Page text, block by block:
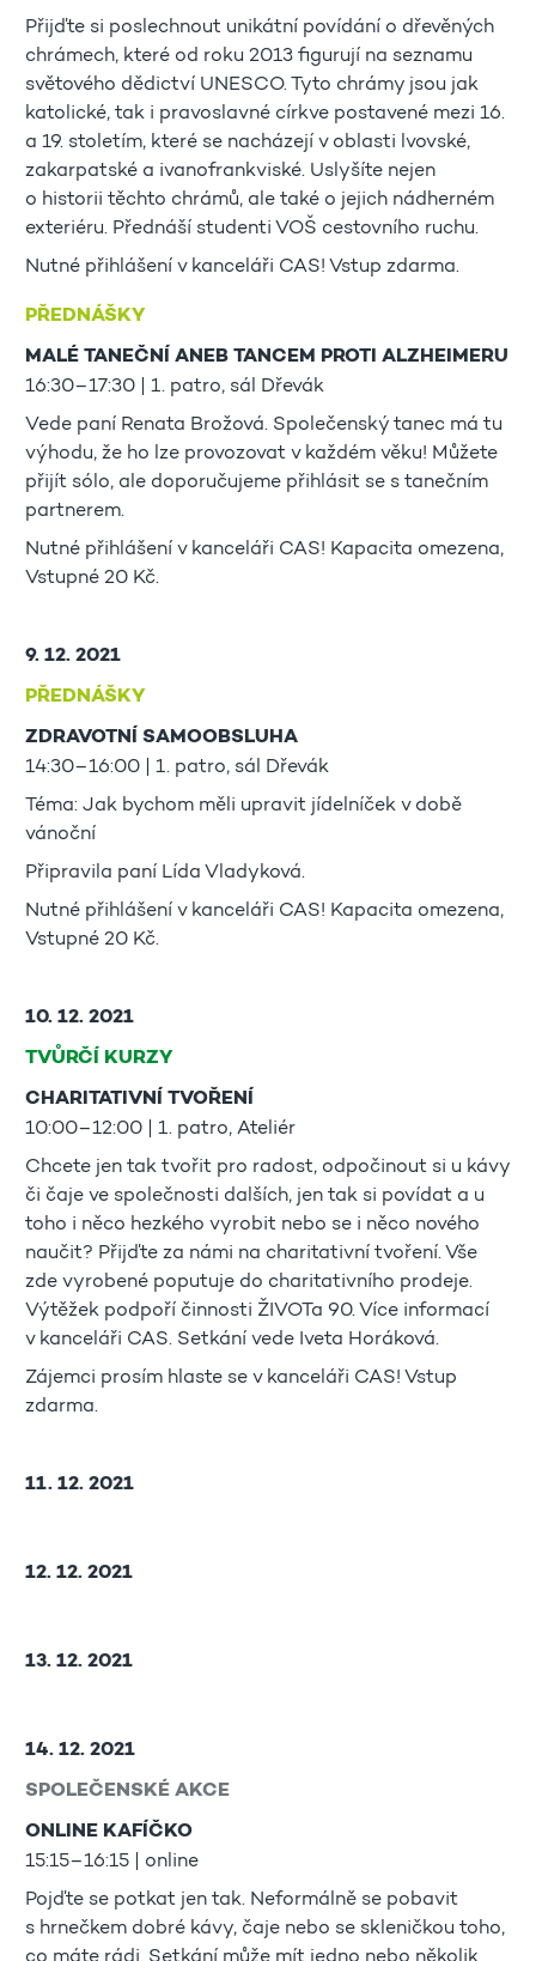
Přijďte si poslechnout unikátní povídání o dřevěných
chrámech, které od roku 2013 figurují na seznamu
světového dědictví UNESCO. Tyto chrámy jsou jak
katolické, tak i pravoslavné církve postavené mezi 16.
a 19. stoletím, které se nacházejí v oblasti lvovské,
zakarpatské a ivanofrankviské. Uslyšíte nejen
o historii těchto chrámů, ale také o jejich nádherném
exteriéru. Přednáší studenti VOŠ cestovního ruchu.
Nutné přihlášení v kanceláři CAS! Vstup zdarma.
PŘEDNÁŠKY
MALÉ TANEČNÍ ANEB TANCEM PROTI ALZHEIMERU
16:30–17:30 | 1. patro, sál Dřevák
Vede paní Renata Brožová. Společenský tanec má tu
výhodu, že ho lze provozovat v každém věku! Můžete
přijít sólo, ale doporučujeme přihlásit se s tanečním
partnerem.
Nutné přihlášení v kanceláři CAS! Kapacita omezena,
Vstupné 20 Kč.
9. 12. 2021
PŘEDNÁŠKY
ZDRAVOTNÍ SAMOOBSLUHA
14:30–16:00 | 1. patro, sál Dřevák
Téma: Jak bychom měli upravit jídelníček v době
vánoční
Připravila paní Lída Vladyková.
Nutné přihlášení v kanceláři CAS! Kapacita omezena,
Vstupné 20 Kč.
10. 12. 2021
TVŮRČÍ KURZY
CHARITATIVNÍ TVOŘENÍ
10:00–12:00 | 1. patro, Ateliér
Chcete jen tak tvořit pro radost, odpočinout si u kávy
či čaje ve společnosti dalších, jen tak si povídat a u
toho i něco hezkého vyrobit nebo se i něco nového
naučit? Přijďte za námi na charitativní tvoření. Vše
zde vyrobené poputuje do charitativního prodeje.
Výtěžek podpoří činnosti ŽIVOTa 90. Více informací
v kanceláři CAS. Setkání vede Iveta Horáková.
Zájemci prosím hlaste se v kanceláři CAS! Vstup
zdarma.
11. 12. 2021
12. 12. 2021
13. 12. 2021
14. 12. 2021
SPOLEČENSKÉ AKCE
ONLINE KAFÍČKO
15:15–16:15 | online
Pojďte se potkat jen tak. Neformálně se pobavit
s hrnečkem dobré kávy, čaje nebo se skleničkou toho,